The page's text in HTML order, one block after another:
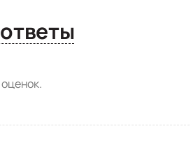
Вопросы и ответы
оценок.